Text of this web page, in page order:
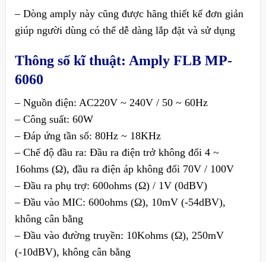
– Dòng amply này cũng được hãng thiết kế đơn giản
giúp người dùng có thể dễ dàng lắp đặt và sử dụng
Thông số kĩ thuật: Amply FLB MP-
6060
– Nguồn điện: AC220V ~ 240V / 50 ~ 60Hz
– Công suất: 60W
– Đáp ứng tần số: 80Hz ~ 18KHz
– Chế độ đầu ra: Đầu ra điện trở không đổi 4 ~
16ohms (Ω), đầu ra điện áp không đổi 70V / 100V
– Đầu ra phụ trợ: 600ohms (Ω) / 1V (0dBV)
– Đầu vào MIC: 600ohms (Ω), 10mV (-54dBV),
không cân bằng
– Đầu vào đường truyền: 10Kohms (Ω), 250mV
(-10dBV), không cân bằng